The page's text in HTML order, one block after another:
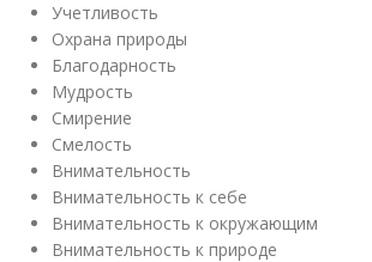
Учетливость
Охрана природы
Благодарность
Мудрость
Смирение
Смелость
Внимательность
Внимательность к себе
Внимательность к окружающим
Внимательность к природе